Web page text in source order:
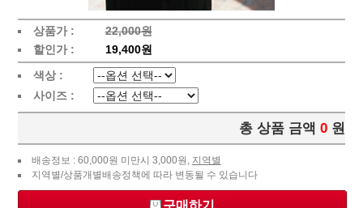
상품가 :
22,000원
할인가 :
19,400원
색상 :
사이즈 :
총 상품 금액 0 원
배송정보 : 60,000원 미만시 3,000원, 지역별
지역별/상품개별배송정책에 따라 변동될 수 있습니다
구매하기